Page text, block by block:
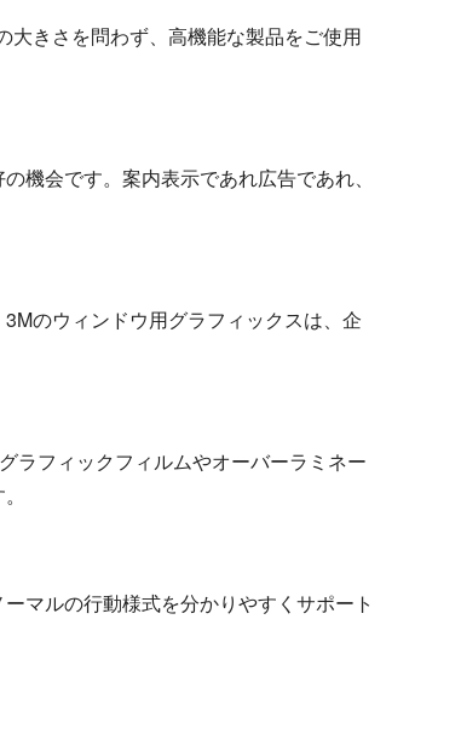
きさを問わず、高機能な製品をご使用
機会です。案内表示であれ広告であれ、
のウィンドウ用グラフィックスは、企
ラフィックフィルムやオーバーラミネー
マルの行動様式を分かりやすくサポート